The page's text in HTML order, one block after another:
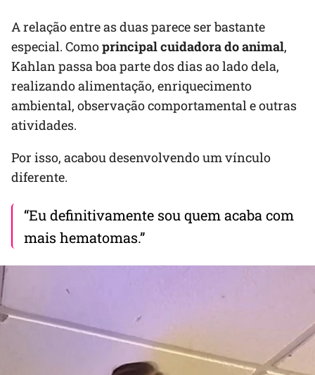
A relação entre as duas parece ser bastante
especial. Comoprincipal cuidadora do animal,
Kahlan passa boa parte dos dias ao lado dela,
realizando alimentação, enriquecimento
ambiental, observação comportamental e outras
atividades.
Por isso, acabou desenvolvendo um vínculo
diferente.
“Eu definitivamente sou quem acaba com
mais hematomas.”